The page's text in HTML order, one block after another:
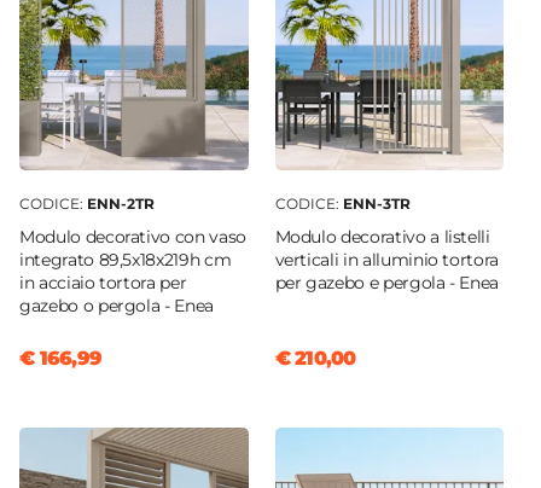
CODICE: ENN-2TR
Modulo decorativo con vaso
integrato 89,5x18x219h cm
in acciaio tortora per
gazebo o pergola - Enea
€ 166,99
CODICE: ENN-3TR
Modulo decorativo a listelli
verticali in alluminio tortora
per gazebo e pergola - Enea
€ 210,00